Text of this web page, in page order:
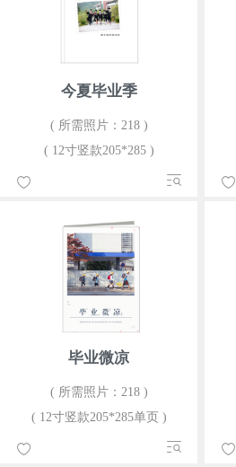
今夏毕业季
( 所需照片：218 )
( 12寸竖款205*285 )
毕业微凉
( 所需照片：218 )
( 12寸竖款205*285单页 )